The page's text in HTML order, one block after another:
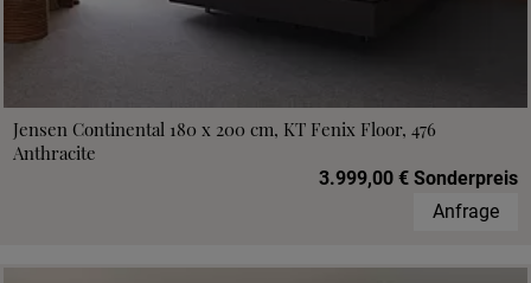
Jensen Continental 180 x 200 cm, KT Fenix Floor, 476
Anthracite
3.999,00 € Sonderpreis
Anfrage